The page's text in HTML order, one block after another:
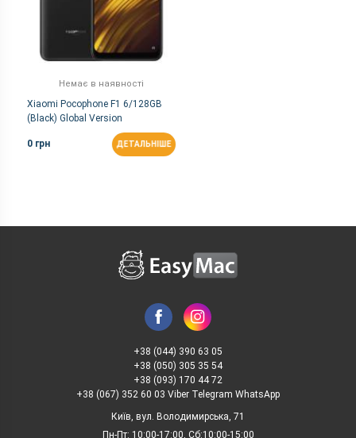
Немає в наявності
Xiaomi Pocophone F1 6/128GB
(Black) Global Version
0 грн ДЕТАЛЬНІШЕ
+38 (044) 390 63 05
+38 (050) 305 35 54
+38 (093) 170 44 72
+38 (067) 352 60 03 Viber Telegram WhatsApp
Київ, вул. Володимирська, 71
Пн-Пт: 10:00-17:00, Сб:10:00-15:00